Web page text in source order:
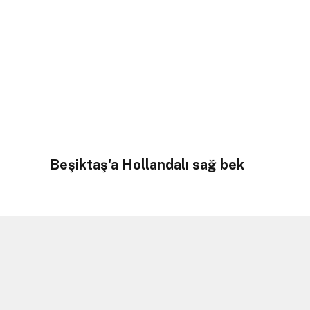
Beşiktaş'a Hollandalı sağ bek